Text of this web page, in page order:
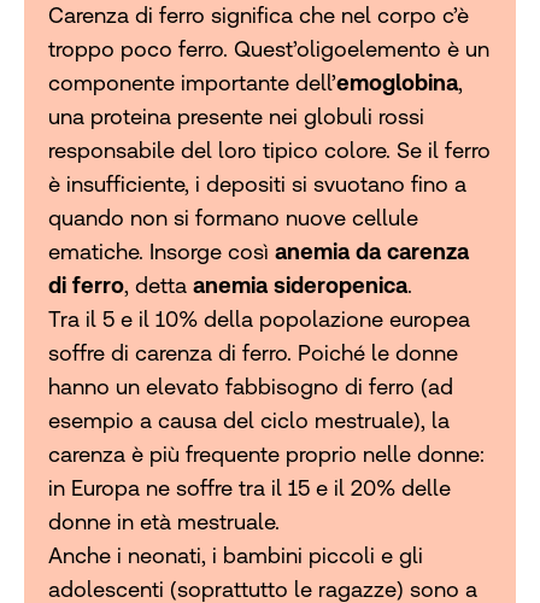
Carenza di ferro significa che nel corpo c’è
troppo poco ferro. Quest’oligoelemento è un
componente importante dell’emoglobina,
una proteina presente nei globuli rossi
responsabile del loro tipico colore. Se il ferro
è insufficiente, i depositi si svuotano fino a
quando non si formano nuove cellule
ematiche. Insorge così anemia da carenza
di ferro, detta anemia sideropenica.
Tra il 5 e il 10% della popolazione europea
soffre di carenza di ferro. Poiché le donne
hanno un elevato fabbisogno di ferro (ad
esempio a causa del ciclo mestruale), la
carenza è più frequente proprio nelle donne:
in Europa ne soffre tra il 15 e il 20% delle
donne in età mestruale.
Anche i neonati, i bambini piccoli e gli
adolescenti (soprattutto le ragazze) sono a